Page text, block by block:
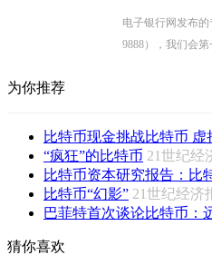
电子银行网发布
9888），我们会
为你推荐
比特币现金挑战比特币
“疯狂”的比特币 21世纪
比特币资本研究报告：比
比特币“幻影” 21世纪经
巴菲特首次谈论比特币：
猜你喜欢